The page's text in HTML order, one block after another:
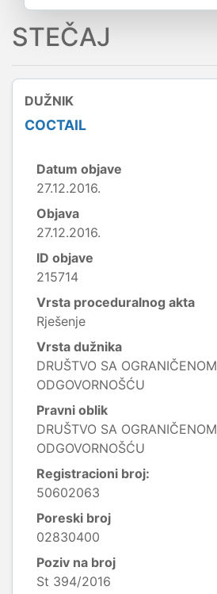
STEČAJ
DUŽNIK
COCTAIL
Datum objave
27.12.2016.
Objava
27.12.2016.
ID objave
215714
Vrsta proceduralnog akta
Rješenje
Vrsta dužnika
DRUŠTVO SA OGRANIČENOM
ODGOVORNOŠĆU
Pravni oblik
DRUŠTVO SA OGRANIČENOM
ODGOVORNOŠĆU
Registracioni broj:
50602063
Poreski broj
02830400
Poziv na broj
St 394/2016